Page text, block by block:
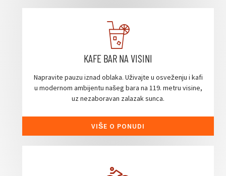
KAFE BAR NA VISINI
Napravite pauzu iznad oblaka. Uživajte u osveženju i kafi
u modernom ambijentu našeg bara na 119. metru visine,
uz nezaboravan zalazak sunca.
VIŠE O PONUDI